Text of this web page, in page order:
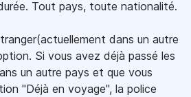
Tout pays, toute nationalité.
dans un autre
Si vous avez déjà passé les
un autre pays et que vous
"Déjà en voyage", la police